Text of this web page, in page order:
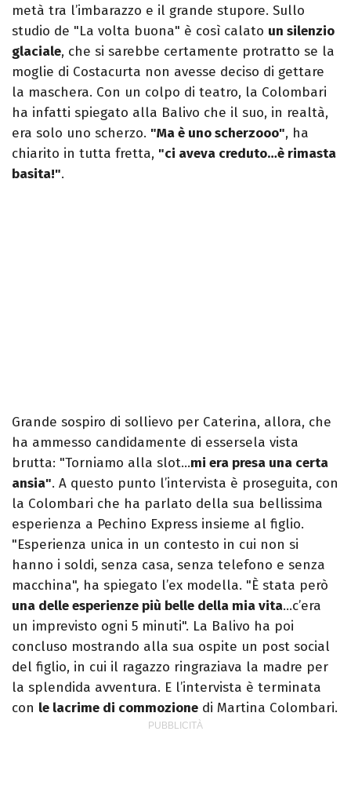
metà tra l’imbarazzo e il grande stupore. Sullo
studio de "La volta buona" è così calato un silenzio
glaciale, che si sarebbe certamente protratto se la
moglie di Costacurta non avesse deciso di gettare
la maschera. Con un colpo di teatro, la Colombari
ha infatti spiegato alla Balivo che il suo, in realtà,
era solo uno scherzo. "Ma è uno scherzooo", ha
chiarito in tutta fretta, "ci aveva creduto…è rimasta
basita!".
Grande sospiro di sollievo per Caterina, allora, che
ha ammesso candidamente di essersela vista
brutta: "Torniamo alla slot…mi era presa una certa
ansia". A questo punto l’intervista è proseguita, con
la Colombari che ha parlato della sua bellissima
esperienza a Pechino Express insieme al figlio.
"Esperienza unica in un contesto in cui non si
hanno i soldi, senza casa, senza telefono e senza
macchina", ha spiegato l’ex modella. "È stata però
una delle esperienze più belle della mia vita…c’era
un imprevisto ogni 5 minuti". La Balivo ha poi
concluso mostrando alla sua ospite un post social
del figlio, in cui il ragazzo ringraziava la madre per
la splendida avventura. E l’intervista è terminata
con le lacrime di commozione di Martina Colombari.